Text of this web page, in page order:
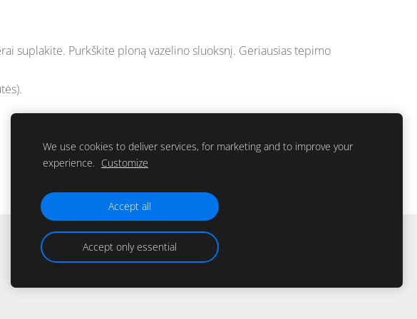
suplakite. Purkškite ploną vazelino sluoksnį. Geriausias tepimo
We use cookies to deliver services, for marketing and to improve your
experience. Customize
Accept all
Accept only essential